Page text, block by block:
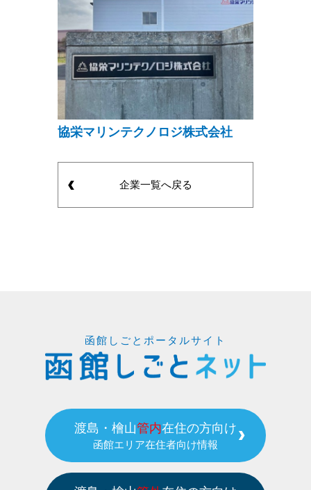
協栄マリンテクノロジ株式会社
企業一覧へ戻る
函館しごとポータルサイト
渡島・檜山管内在住の方向け
函館エリア在住者向け情報